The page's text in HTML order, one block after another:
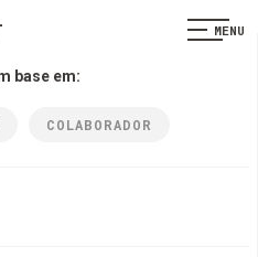
MENU
base em:
COLABORADOR